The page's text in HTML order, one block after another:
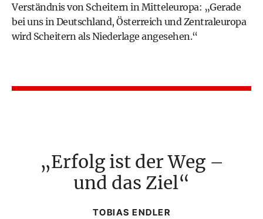
Verständnis von Scheitern in Mitteleuropa: „Gerade
bei uns in Deutschland, Österreich und Zentraleuropa
wird Scheitern als Niederlage angesehen.“
Erfolg ist der Weg –
und das Ziel
TOBIAS ENDLER